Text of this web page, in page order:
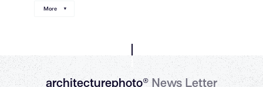
More
architecturephoto®News Letter